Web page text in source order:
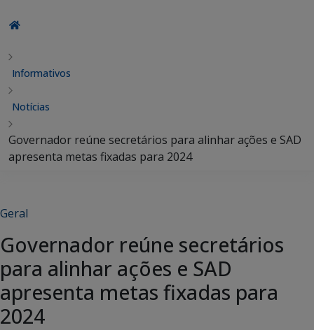
Informativos
Notícias
Governador reúne secretários para alinhar ações e SAD
apresenta metas fixadas para 2024
Geral
Governador reúne secretários
para alinhar ações e SAD
apresenta metas fixadas para
2024